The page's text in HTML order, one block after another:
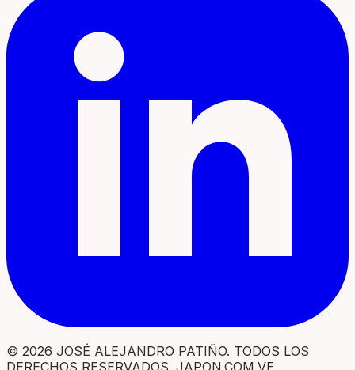
© 2026 JOSÉ ALEJANDRO PATIÑO. TODOS LOS